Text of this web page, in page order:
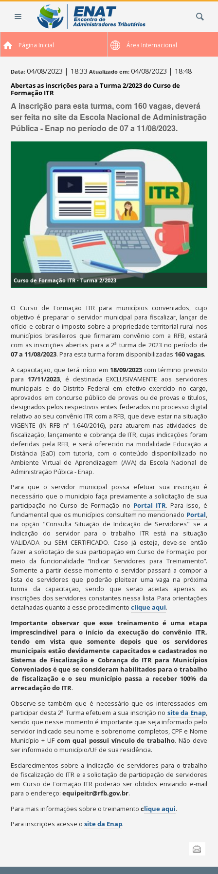
Página Inicial Área Internacional
Data: 04/08/2023 | 18:33 Atualizado em: 04/08/2023 | 18:48
Abertas as inscrições para a Turma 2/2023 do Curso de
Formação ITR
A inscrição para esta turma, com 160 vagas, deverá
ser feita no site da Escola Nacional de Administração
Pública - Enap no período de 07 a 11/08/2023.
Curso de Formação ITR - Turma 2/2023
O Curso de Formação ITR para municípios conveniados, cujo
objetivo é preparar o servidor municipal para fiscalizar, lançar de
ofício e cobrar o imposto sobre a propriedade territorial rural nos
municípios brasileiros que firmaram convênio com a RFB, estará
com as inscrições abertas para a 2ª turma de 2023 no período de
07a 11/08/2023. Para esta turma foram disponibilizadas 160 vagas.
A capacitação, que terá início em 18/09/2023com término previsto
para 17/11/2023, é destinada EXCLUSIVAMENTE aos servidores
municipais e do Distrito Federal em efetivo exercício no cargo,
aprovados em concurso público de provas ou de provas e títulos,
designados pelos respectivos entes federados no processo digital
relativo ao seu convênio ITR com a RFB, que deve estar na situação
VIGENTE (IN RFB nº 1.640/2016), para atuarem nas atividades de
fiscalização, lançamento e cobrança de ITR, cujas indicações foram
deferidas pela RFB, e será oferecido na modalidade Educação a
Distância (EaD) com tutoria, com o conteúdo disponibilizado no
Ambiente Virtual de Aprendizagem (AVA) da Escola Nacional de
Administração Púbica - Enap.
Para que o servidor municipal possa efetuar sua inscrição é
necessário que o município faça previamente a solicitação de sua
participação no Curso de Formação no Portal ITR. Para isso, é
fundamental que os municípios consultem no mencionado Portal,
na opção "Consulta Situação de Indicação de Servidores" se a
indicação do servidor para o trabalho ITR está na situação
VALIDADA ou SEM CERTIFICADO. Caso já esteja, deve-se então
fazer a solicitação de sua participação em Curso de Formação por
meio da funcionalidade “Indicar Servidores para Treinamento”.
Somente a partir desse momento o servidor passará a compor a
lista de servidores que poderão pleitear uma vaga na próxima
turma da capacitação, sendo que serão aceitas apenas as
inscrições dos servidores constantes nessa lista. Para orientações
detalhadas quanto a esse procedimentoclique aqui.
Importante observar que esse treinamento é uma etapa
imprescindível para o início da execução do convênio ITR,
tendo em vista que somente depois que os servidores
municipais estão devidamente capacitados e cadastrados no
Sistema de Fiscalização e Cobrança do ITR para Municípios
Conveniados é que se consideram habilitados para o trabalho
de fiscalização e o seu município passa a receber 100% da
arrecadação do ITR.
Observe-se também que é necessário que os interessados em
participar desta 2ª Turma efetuem a sua inscrição no site da Enap,
sendo que nesse momento é importante que seja informado pelo
servidor indicado seu nome e sobrenome completos, CPF e Nome
Município + UF com qual possui vínculo de trabalho. Não deve
ser informado o município/UF de sua residência.
Esclarecimentos sobre a indicação de servidores para o trabalho
de fiscalização do ITR e a solicitação de participação de servidores
em Curso de Formação ITR poderão ser obtidos enviando e-mail
para o endereço:equipeitr@rfb.gov.br.
Para mais informações sobre o treinamentoclique aqui.
Para inscrições acesse osite da Enap.